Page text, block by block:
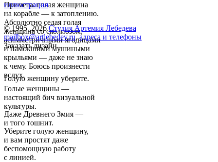
Примета: голая женщина
на корабле — к затоплению.
Абсолютно седая голая
женщина со сколиозом,
асимметричными ягодицами
и намокшими мушиными
крыльями — даже не знаю
к чему. Боюсь произнести
вслух.
Голую женщину уберите.
Голые женщины —
настоящий бич визуальной
культуры.
Даже Древнего Змия —
и того тошнит.
Уберите голую женщину,
и вам простят даже
беспомощную работу
с линией.
иллюстрация
© 1995–2026 Студия Артемия Лебедева
mailbox@artlebedev.ru, адреса и телефоны
Заказать дизайн...